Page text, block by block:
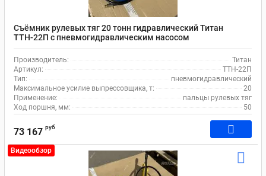
Съёмник рулевых тяг 20 тонн гидравлический Титан
ТТН-22П с пневмогидравлическим насосом
Производитель:
Титан
Артикул:
ТТН-22П
Тип:
пневмогидравлический
Максимальное усилие выпрессовщика, т:
20
Применение:
пальцы рулевых тяг
Ход поршня, мм:
50
73 167 руб
Видеообзор